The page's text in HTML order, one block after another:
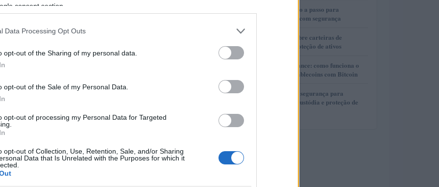
consent section.
Data Processing Opt Outs
opt-out of the Sharing of my personal data.
opt-out of the Sale of my Personal Data.
opt-out of processing my Personal Data for Targeted
opt-out of Collection, Use, Retention, Sale, and/or Sharing
Data that Is Unrelated with the Purposes for which it
das operações financeiras e no controle de
prepara o ecossistema de criptomoedas
garantindo que os recursos econômicos estejam
com o modelo xpay
significativa com a transição para o
2
Cold wallets: passo a passo para
configurar e usar com segurança
3
Guia completo sobre carteiras de
autocustódia e proteção de ativos
Lite Loan da Binance: como funciona o
empréstimo de stablecoins com Bitcoin
5
Guia completo de segurança para
carteiras de autocustódia e proteção de